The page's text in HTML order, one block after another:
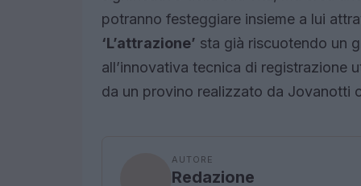
potranno festeggiare insieme a lui
‘L’attrazione’ sta già riscuotendo un
all’innovativa tecnica di registrazione
da un provino realizzato da Jovanotti
AUTORE
Redazione